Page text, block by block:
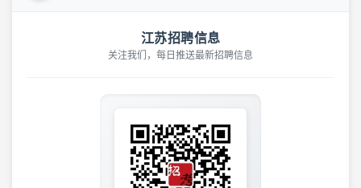
江苏招聘信息
关注我们，每日推送最新招聘信息